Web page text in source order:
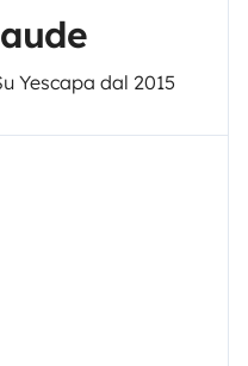
Yescapa dal 2015